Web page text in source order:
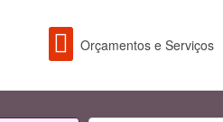
Orçamentos e Serviços